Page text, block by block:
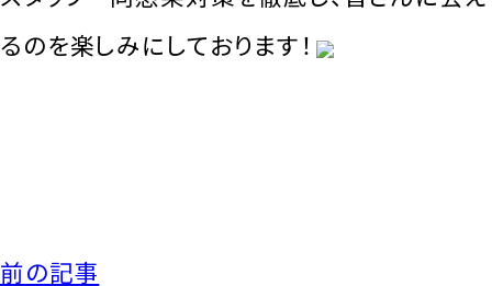
るのを楽しみにしております！
前の記事